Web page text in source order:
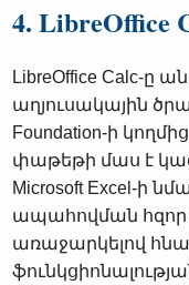
4. LibreOffice
LibreOffice Calc-ը
աղյուսակային
Foundation-ի
փաթեթի մաս է
Microsoft Excel-ի
ապահովման
առաջարկելով